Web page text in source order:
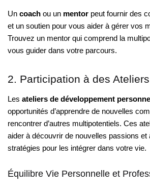
Un coach ou un mentor peut fournir des
et un soutien pour vous aider à gérer vos
Trouvez un mentor qui comprend la
vous guider dans votre parcours.
2. Participation à des Ateliers
Les ateliers de développement
opportunités d’apprendre de nouvelles
rencontrer d’autres multipotentiels. Ces
aider à découvrir de nouvelles passions et
stratégies pour les intégrer dans votre vie.
Équilibre Vie Personnelle et